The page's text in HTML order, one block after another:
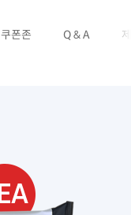
쿠폰존 Q & A